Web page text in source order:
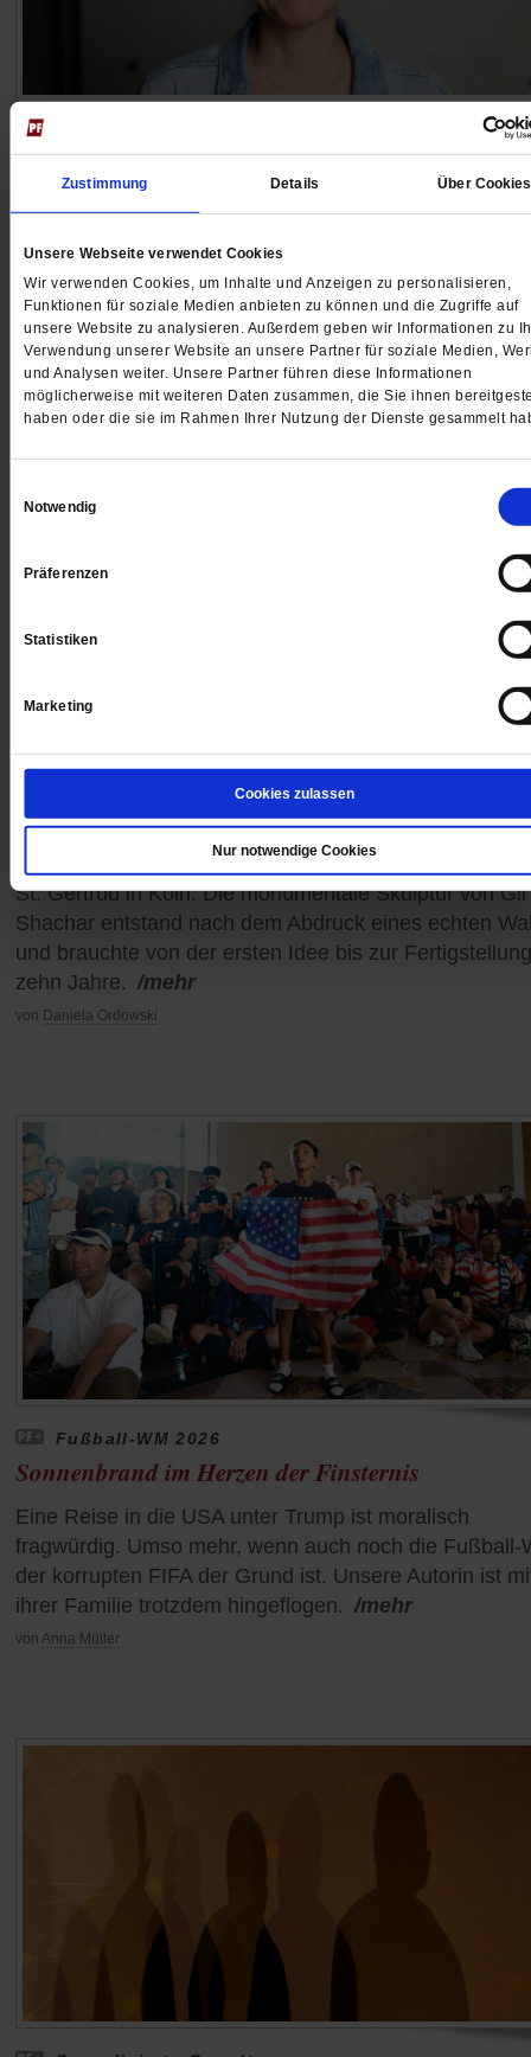
Zustimmung Details Über Cookies
Unsere Webseite verwendet Cookies
Wir verwenden Cookies, um Inhalte und Anzeigen zu personalisieren,
Funktionen für soziale Medien anbieten zu können und die Zugriffe auf
unsere Website zu analysieren. Außerdem geben wir Informationen zu
Verwendung unserer Website an unsere Partner für soziale Medien,
und Analysen weiter. Unsere Partner führen diese Informationen
möglicherweise mit weiteren Daten zusammen, die Sie ihnen
haben oder die sie im Rahmen Ihrer Nutzung der Dienste gesammelt
Notwendig
Präferenzen
Statistiken
Marketing
Cookies zulassen
Nur notwendige Cookies
»Liebe ist unser Widerstand«
Nach dem Anschlag auf den Berliner Christopher
Christina Biere erzählt, wie sie den Sonntag nach der
erlebt hat. /mehr
Nana Gerritzen
The Cast Whale Project
In der Kirche gestrandet
Ein 14 Meter langer Buckelwal liegt im Kirchenschiff
St. Gertrud in Köln. Die monumentale Skulptur von Gil
Shachar entstand nach dem Abdruck eines echten
und brauchte von der ersten Idee bis zur Fertigstellung
zehn Jahre. /mehr
von Daniela Ordowski
Fußball-WM 2026
Sonnenbrand im Herzen der Finsternis
Eine Reise in die USA unter Trump ist moralisch
fragwürdig. Umso mehr, wenn auch noch die Fußball-
der korrupten FIFA der Grund ist. Unsere Autorin ist
ihrer Familie trotzdem hingeflogen. /mehr
von Anna Müller